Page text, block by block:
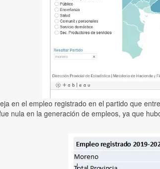
en el empleo registrado en el partido que
nula en la generación de empleos, ya que